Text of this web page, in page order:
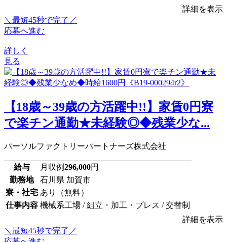
詳細を表示
＼最短45秒で完了／
応募へ進む
詳しく
見る
【18歳～39歳の方活躍中!!】家賃0円寮
で楽チン通勤★未経験◎◆残業少な...
パーソルファクトリーパートナーズ株式会社
給与 月収例296,000円
勤務地
石川県 加賀市
寮・社宅 あり（無料）
仕事内容 機械系工場 / 組立・加工・プレス / 交替制
詳細を表示
＼最短45秒で完了／